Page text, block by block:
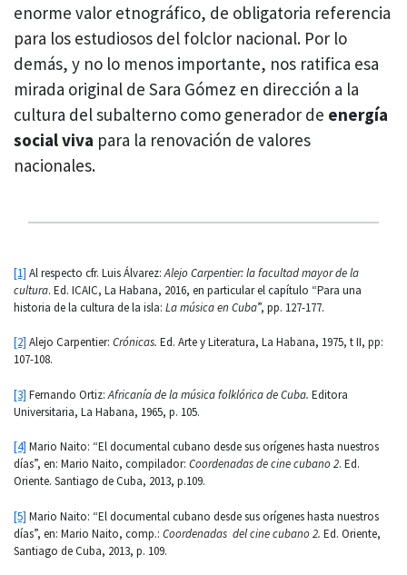
enorme valor etnográfico, de obligatoria referencia
para los estudiosos del folclor nacional. Por lo
demás, y no lo menos importante, nos ratifica esa
mirada original de Sara Gómez en dirección a la
cultura del subalterno como generador de energía
social viva para la renovación de valores
nacionales.
[1] Al respecto cfr. Luis Álvarez:Alejo Carpentier: la facultad mayor de la
cultura. Ed. ICAIC, La Habana, 2016, en particular el capítulo “Para una
historia de la cultura de la isla: La música en Cuba”, pp. 127-177.
[2] Alejo Carpentier: Crónicas. Ed. Arte y Literatura, La Habana, 1975, t II, pp:
107-108.
[3] Fernando Ortiz:Africanía de la música folklórica de Cuba. Editora
Universitaria, La Habana, 1965, p. 105.
[4] Mario Naito: “El documental cubano desde sus orígenes hasta nuestros
días”, en: Mario Naito, compilador: Coordenadas de cine cubano 2. Ed.
Oriente. Santiago de Cuba, 2013, p.109.
[5] Mario Naito: “El documental cubano desde sus orígenes hasta nuestros
días”, en: Mario Naito, comp.: Coordenadas del cine cubano 2. Ed. Oriente,
Santiago de Cuba, 2013, p. 109.